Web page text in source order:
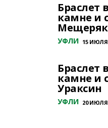
Браслет
камне и
УФЛИ 15 ИЮЛЯ
Браслет
камне и
Ураксин
УФЛИ 20 ИЮЛЯ